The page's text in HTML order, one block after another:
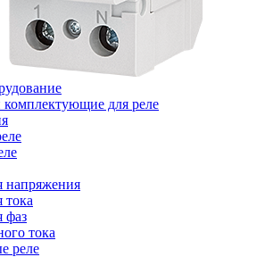
комплектующие для реле
напряжения
тока
фаз
тока
реле